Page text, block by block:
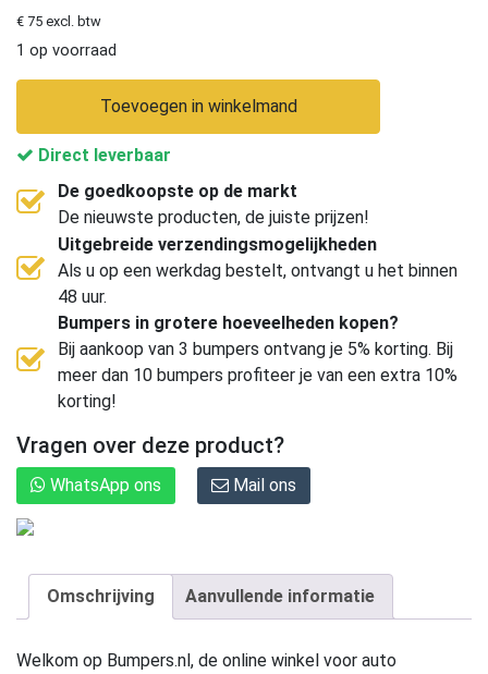
€ 75 excl. btw
1 op voorraad
Toevoegen in winkelmand
Direct leverbaar
De goedkoopste op de markt
De nieuwste producten, de juiste prijzen!
Uitgebreide verzendingsmogelijkheden
Als u op een werkdag bestelt, ontvangt u het binnen
48 uur.
Bumpers in grotere hoeveelheden kopen?
Bij aankoop van 3 bumpers ontvang je 5% korting. Bij
meer dan 10 bumpers profiteer je van een extra 10%
korting!
Vragen over deze product?
WhatsApp ons Mail ons
Omschrijving Aanvullende informatie
Welkom op Bumpers.nl, de online winkel voor auto